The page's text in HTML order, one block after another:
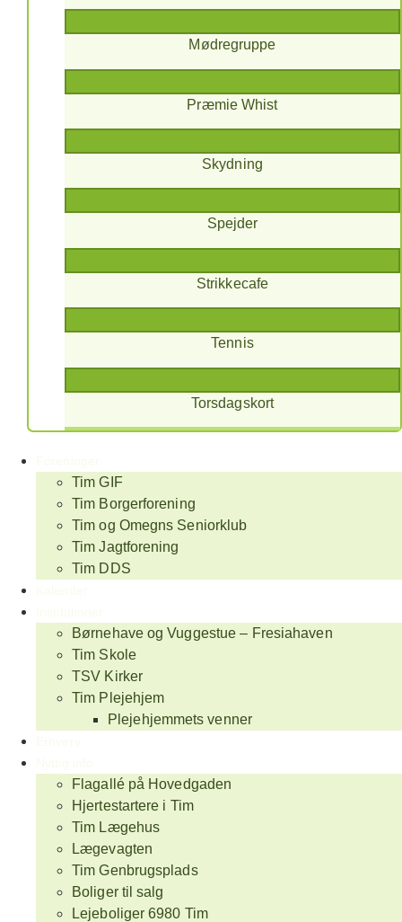
Mødregruppe
Præmie Whist
Skydning
Spejder
Strikkecafe
Tennis
Torsdagskort
Tim GIF
Tim Borgerforening
Tim og Omegns Seniorklub
Tim Jagtforening
Tim DDS
Børnehave og Vuggestue – Fresiahaven
Tim Skole
TSV Kirker
Tim Plejehjem
Plejehjemmets venner
Flagallé på Hovedgaden
Hjertestartere i Tim
Tim Lægehus
Lægevagten
Tim Genbrugsplads
Boliger til salg
Lejeboliger 6980 Tim